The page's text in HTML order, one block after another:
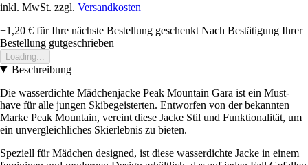
inkl. MwSt. zzgl. Versandkosten
+1,20 € für Ihre nächste Bestellung geschenkt Nach Bestätigung Ihrer
Bestellung gutgeschrieben
Loading...
Beschreibung
Die wasserdichte Mädchenjacke Peak Mountain Gara ist ein Must-
have für alle jungen Skibegeisterten. Entworfen von der bekannten
Marke Peak Mountain, vereint diese Jacke Stil und Funktionalität, um
ein unvergleichliches Skierlebnis zu bieten.
Speziell für Mädchen designed, ist diese wasserdichte Jacke in einem